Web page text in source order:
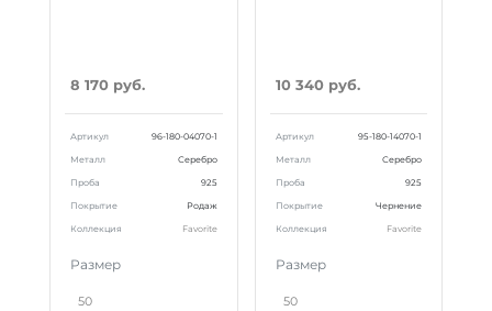
8 170 руб.
Артикул 96-180-04070-1
Металл Серебро
Проба 925
Покрытие Родаж
Коллекция Favorite
Размер
50
10 340 руб.
Артикул 95-180-14070-1
Металл Серебро
Проба 925
Покрытие Чернение
Коллекция Favorite
Размер
50